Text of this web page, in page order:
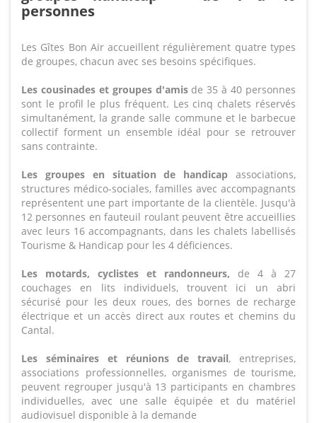
personnes
Les Gîtes Bon Air accueillent régulièrement quatre types
de groupes, chacun avec ses besoins spécifiques.
Les cousinades et groupes d'amisde 35 à 40 personnes
sont le profil le plus fréquent. Les cinq chalets réservés
simultanément, la grande salle commune et le barbecue
collectif forment un ensemble idéal pour se retrouver
sans contrainte.
Les groupes en situation de handicap associations,
structures médico-sociales, familles avec accompagnants
représentent une part importante de la clientèle. Jusqu'à
12 personnes en fauteuil roulant peuvent être accueillies
avec leurs 16 accompagnants, dans les chalets labellisés
Tourisme & Handicap pour les 4 déficiences.
Les motards, cyclistes et randonneurs, de 4 à 27
couchages en lits individuels, trouvent ici un abri
sécurisé pour les deux roues, des bornes de recharge
électrique et un accès direct aux routes et chemins du
Cantal.
Les séminaires et réunions de travail, entreprises,
associations professionnelles, organismes de tourisme,
peuvent regrouper jusqu'à 13 participants en chambres
individuelles, avec une salle équipée et du matériel
audiovisuel disponible à la demande